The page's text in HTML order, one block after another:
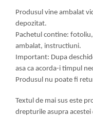
Produsul vine ambalat
depozitat.
Pachetul contine:
ambalat, instructiuni.
Important: Dupa
asa ca acorda-i timpul
Produsul nu poate fi
Textul de mai sus este
drepturile asupra